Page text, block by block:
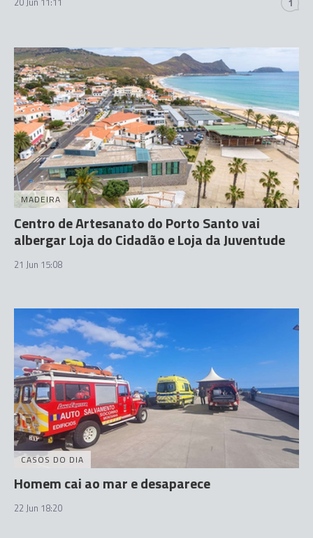
1
MADEIRA
Centro de Artesanato do Porto Santo vai
albergar Loja do Cidadão e Loja da Juventude
21 Jun 15:08
CASOS DO DIA
Homem cai ao mar e desaparece
22 Jun 18:20